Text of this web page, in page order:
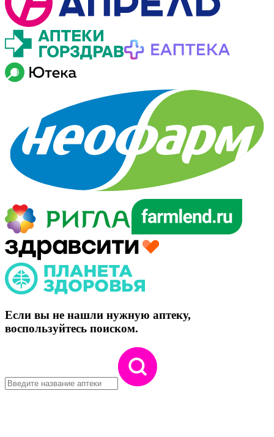
Если вы не нашли нужную аптеку,
воспользуйтесь поиском.